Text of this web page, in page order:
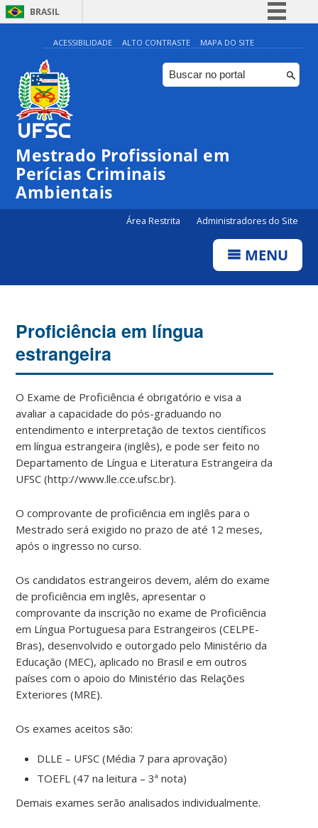
BRASIL
Simplifique!
Comunica BR
Participe
Canais
ACESSIBILIDADE ALTO CONTRASTE MAPA DO SITE
Mestrado Profissional em
Perícias Criminais
Ambientais
Área Restrita Administradores do Site
MENU
Proficiência em língua
estrangeira
O Exame de Proficiência é obrigatório e visa a
avaliar a capacidade do pós-graduando no
entendimento e interpretação de textos científicos
em língua estrangeira (inglês), e pode ser feito no
Departamento de Língua e Literatura Estrangeira da
UFSC (http://www.lle.cce.ufsc.br).
O comprovante de proficiência em inglês para o
Mestrado será exigido no prazo de até 12 meses,
após o ingresso no curso.
Os candidatos estrangeiros devem, além do exame
de proficiência em inglês, apresentar o
comprovante da inscrição no exame de Proficiência
em Língua Portuguesa para Estrangeiros (CELPE-
Bras), desenvolvido e outorgado pelo Ministério da
Educação (MEC), aplicado no Brasil e em outros
países com o apoio do Ministério das Relações
Exteriores (MRE).
Os exames aceitos são:
DLLE – UFSC (Média 7 para aprovação)
TOEFL (47 na leitura – 3ª nota)
Demais exames serão analisados individualmente.